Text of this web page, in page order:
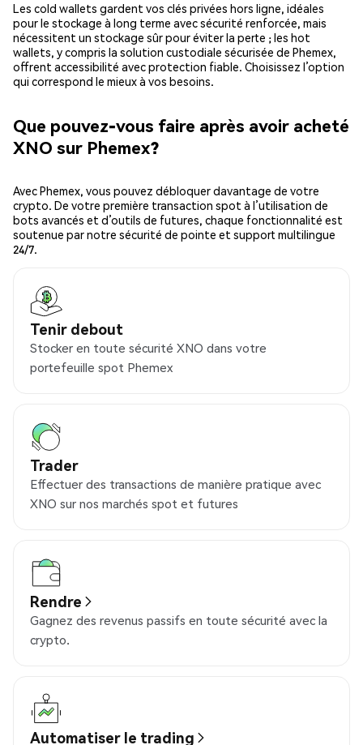
Les cold wallets gardent vos clés privées hors ligne, idéales
pour le stockage à long terme avec sécurité renforcée, mais
nécessitent un stockage sûr pour éviter la perte ; les hot
wallets, y compris la solution custodiale sécurisée de Phemex,
offrent accessibilité avec protection fiable. Choisissez l’option
qui correspond le mieux à vos besoins.
Que pouvez-vous faire après avoir acheté
XNO sur Phemex?
Avec Phemex, vous pouvez débloquer davantage de votre
crypto. De votre première transaction spot à l’utilisation de
bots avancés et d’outils de futures, chaque fonctionnalité est
soutenue par notre sécurité de pointe et support multilingue
24/7.
Tenir debout
Stocker en toute sécurité XNO dans votre
portefeuille spot Phemex
Trader
Effectuer des transactions de manière pratique avec
XNO sur nos marchés spot et futures
Rendre
Gagnez des revenus passifs en toute sécurité avec la
crypto.
Automatiser le trading